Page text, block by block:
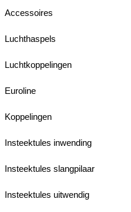
Accessoires
Luchthaspels
Luchtkoppelingen
Euroline
Koppelingen
Insteektules inwending
Insteektules slangpilaar
Insteektules uitwendig